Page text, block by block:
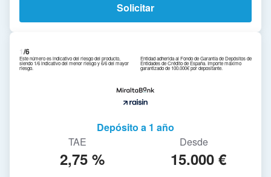
Solicitar
1/6
Este número es indicativo del riesgo del producto,
siendo 1/6 indicativo del menor riesgo y 6/6 del mayor
riesgo.
Entidad adherida al Fondo de Garantía de Depósitos de
Entidades de Crédito de España. Importe máximo
garantizado de 100.000€ por depositante.
Depósito a 1 año
TAE
2,75 %
Desde
15.000 €